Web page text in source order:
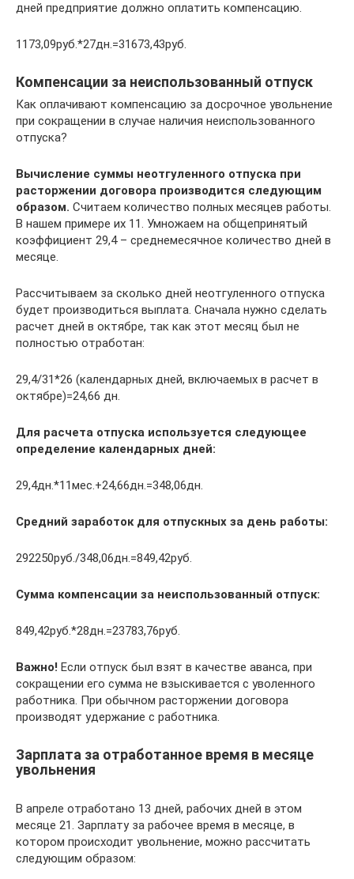
дней предприятие должно оплатить компенсацию.
1173,09руб.*27дн.=31673,43руб.
Компенсации за неиспользованный отпуск
Как оплачивают компенсацию за досрочное увольнение
при сокращении в случае наличия неиспользованного
отпуска?
Вычисление суммы неотгуленного отпуска при
расторжении договора производится следующим
образом. Считаем количество полных месяцев работы.
В нашем примере их 11. Умножаем на общепринятый
коэффициент 29,4 – среднемесячное количество дней в
месяце.
Рассчитываем за сколько дней неотгуленного отпуска
будет производиться выплата. Сначала нужно сделать
расчет дней в октябре, так как этот месяц был не
полностью отработан:
29,4/31*26 (календарных дней, включаемых в расчет в
октябре)=24,66 дн.
Для расчета отпуска используется следующее
определение календарных дней:
29,4дн.*11мес.+24,66дн.=348,06дн.
Средний заработок для отпускных за день работы:
292250руб./348,06дн.=849,42руб.
Сумма компенсации за неиспользованный отпуск:
849,42руб.*28дн.=23783,76руб.
Важно! Если отпуск был взят в качестве аванса, при
сокращении его сумма не взыскивается с уволенного
работника. При обычном расторжении договора
производят удержание с работника.
Зарплата за отработанное время в месяце
увольнения
В апреле отработано 13 дней, рабочих дней в этом
месяце 21. Зарплату за рабочее время в месяце, в
котором происходит увольнение, можно рассчитать
следующим образом: